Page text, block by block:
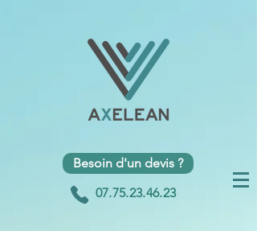
Besoin d'un devis ?
07.75.23.46.23